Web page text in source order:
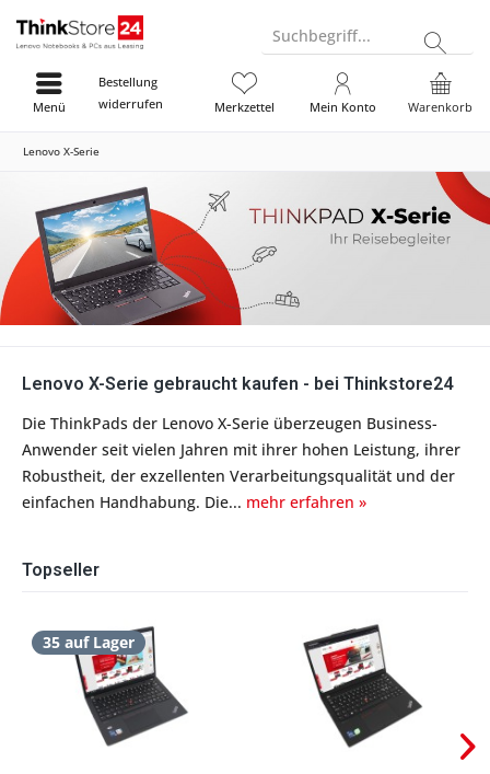
Suchbegriff...
Bestellung
widerrufen
Warenkorb
Merkzettel Mein Konto
Menü
Lenovo X-Serie
Lenovo X-Serie gebraucht kaufen - bei Thinkstore24
Die ThinkPads der Lenovo X-Serie überzeugen Business-
Anwender seit vielen Jahren mit ihrer hohen Leistung, ihrer
Robustheit, der exzellenten Verarbeitungsqualität und der
einfachen Handhabung. Die... mehr erfahren »
Topseller
35 auf Lager